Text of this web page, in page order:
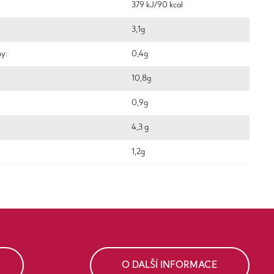
379 kJ/90 kcal
3,1g
0,4g
10,8g
0,9g
4,3 g
1,2g
O DALŠÍ INFORMACE